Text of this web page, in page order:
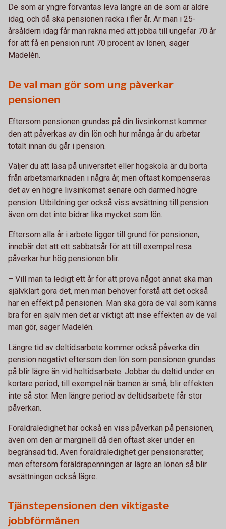
De som är yngre förväntas leva längre än de som är äldre
idag, och då ska pensionen räcka i fler år. Är man i 25-
årsåldern idag får man räkna med att jobba till ungefär 70 år
för att få en pension runt 70 procent av lönen, säger
Madelén.
De val man gör som ung påverkar
pensionen
Eftersom pensionen grundas på din livsinkomst kommer
den att påverkas av din lön och hur många år du arbetar
totalt innan du går i pension.
Väljer du att läsa på universitet eller högskola är du borta
från arbetsmarknaden i några år, men oftast kompenseras
det av en högre livsinkomst senare och därmed högre
pension. Utbildning ger också viss avsättning till pension
även om det inte bidrar lika mycket som lön.
Eftersom alla år i arbete ligger till grund för pensionen,
innebär det att ett sabbatsår för att till exempel resa
påverkar hur hög pensionen blir.
– Vill man ta ledigt ett år för att prova något annat ska man
självklart göra det, men man behöver förstå att det också
har en effekt på pensionen. Man ska göra de val som känns
bra för en själv men det är viktigt att inse effekten av de val
man gör, säger Madelén.
Längre tid av deltidsarbete kommer också påverka din
pension negativt eftersom den lön som pensionen grundas
på blir lägre än vid heltidsarbete. Jobbar du deltid under en
kortare period, till exempel när barnen är små, blir effekten
inte så stor. Men längre period av deltidsarbete får stor
påverkan.
Föräldraledighet har också en viss påverkan på pensionen,
även om den är marginell då den oftast sker under en
begränsad tid. Även föräldraledighet ger pensionsrätter,
men eftersom föräldrapenningen är lägre än lönen så blir
avsättningen också lägre.
Tjänstepensionen den viktigaste
jobbförmånen